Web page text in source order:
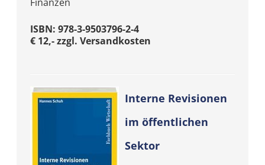
ISBN: 978-3-9503796-2-4
€ 12,- zzgl. Versandkosten
Interne Revisionen
im öffentlichen
Sektor